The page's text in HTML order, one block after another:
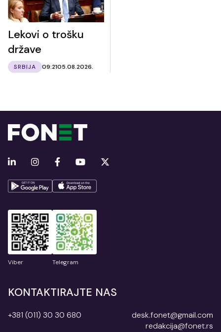
Lekovi o trošku
države
SRBIJA 09:2105.08.2026.
Viber Telegram
KONTAKTIRAJTE NAS
+381 (011) 30 30 680
desk.fonet@gmail.com
redakcija@fonet.rs